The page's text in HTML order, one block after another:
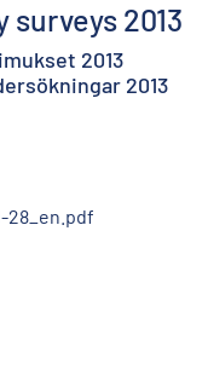
2013
2013
2013
28_en.pdf